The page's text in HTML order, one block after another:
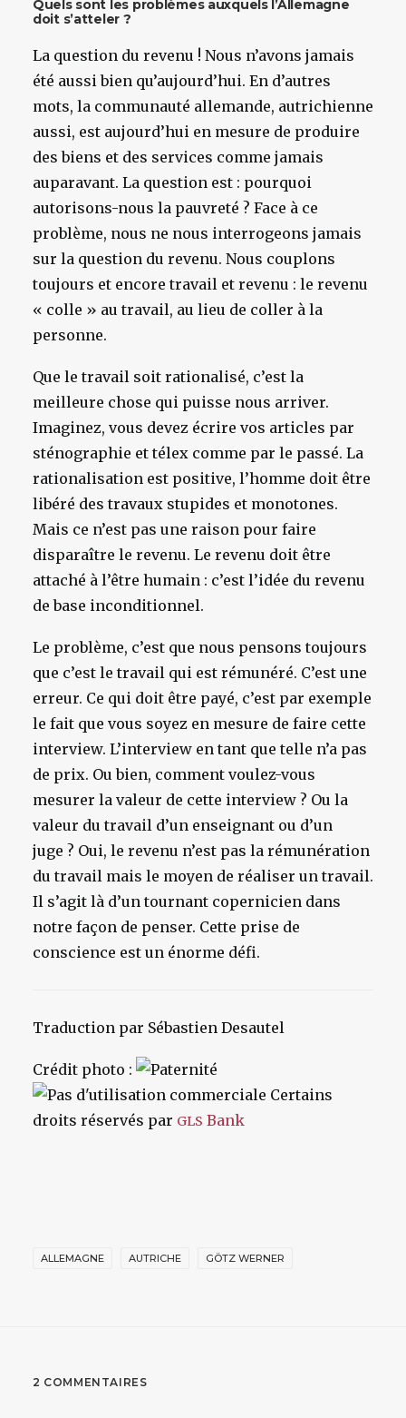
Quels sont les problèmes auxquels l’Allemagne
doit s’atteler ?
La question du revenu ! Nous n’avons jamais
été aussi bien qu’aujourd’hui. En d’autres
mots, la communauté allemande, autrichienne
aussi, est aujourd’hui en mesure de produire
des biens et des services comme jamais
auparavant. La question est : pourquoi
autorisons-nous la pauvreté ? Face à ce
problème, nous ne nous interrogeons jamais
sur la question du revenu. Nous couplons
toujours et encore travail et revenu : le revenu
« colle » au travail, au lieu de coller à la
personne.
Que le travail soit rationalisé, c’est la
meilleure chose qui puisse nous arriver.
Imaginez, vous devez écrire vos articles par
sténographie et télex comme par le passé. La
rationalisation est positive, l’homme doit être
libéré des travaux stupides et monotones.
Mais ce n’est pas une raison pour faire
disparaître le revenu. Le revenu doit être
attaché à l’être humain : c’est l’idée du revenu
de base inconditionnel.
Le problème, c’est que nous pensons toujours
que c’est le travail qui est rémunéré. C’est une
erreur. Ce qui doit être payé, c’est par exemple
le fait que vous soyez en mesure de faire cette
interview. L’interview en tant que telle n’a pas
de prix. Ou bien, comment voulez-vous
mesurer la valeur de cette interview ? Ou la
valeur du travail d’un enseignant ou d’un
juge ? Oui, le revenu n’est pas la rémunération
du travail mais le moyen de réaliser un travail.
Il s’agit là d’un tournant copernicien dans
notre façon de penser. Cette prise de
conscience est un énorme défi.
Traduction par Sébastien Desautel
Crédit photo :
Certains
droits réservés par GLS Bank
ALLEMAGNE AUTRICHE GÖTZ WERNER
2 COMMENTAIRES